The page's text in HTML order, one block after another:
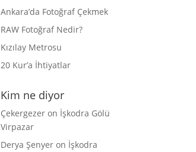
Ankara’da Fotoğraf Çekmek
RAW Fotoğraf Nedir?
Kızılay Metrosu
20 Kur’a İhtiyatlar
Kim ne diyor
Çekergezer on İşkodra Gölü
Virpazar
Derya Şenyer on İşkodra